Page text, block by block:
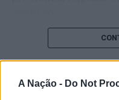
A Nação - Do Not
O pesquisador afirma
manter a atenção e a
ATUALIDADE